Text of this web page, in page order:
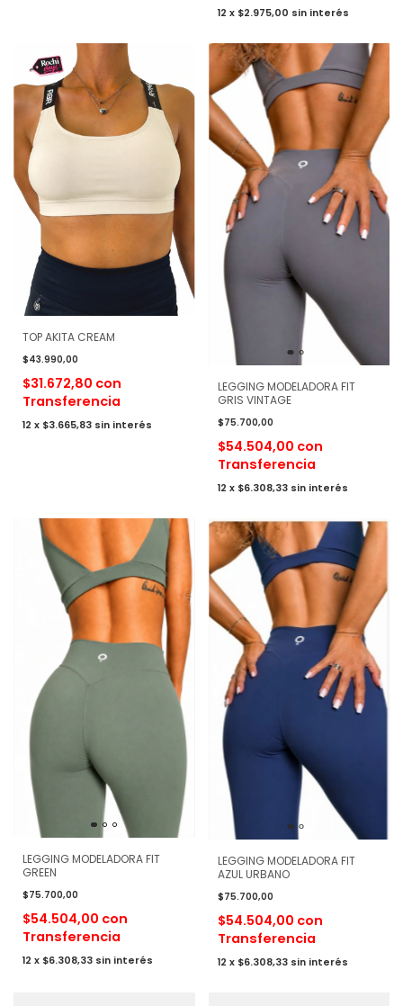
12 x $2.975,00 sin interés
TOP AKITA CREAM
$43.990,00
$31.672,80 con
Transferencia
12 x $3.665,83 sin interés
LEGGING MODELADORA FIT
GRIS VINTAGE
$75.700,00
$54.504,00 con
Transferencia
12 x $6.308,33 sin interés
LEGGING MODELADORA FIT
GREEN
$75.700,00
$54.504,00 con
Transferencia
12 x $6.308,33 sin interés
LEGGING MODELADORA FIT
AZUL URBANO
$75.700,00
$54.504,00 con
Transferencia
12 x $6.308,33 sin interés